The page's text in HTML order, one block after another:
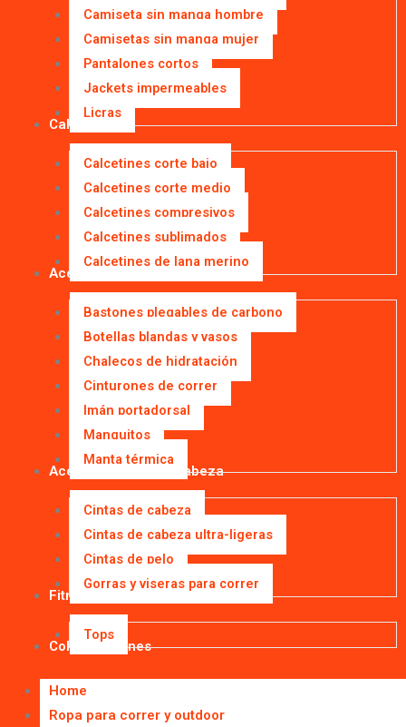
Camiseta sin manga hombre
Camisetas sin manga mujer
Pantalones cortos
Jackets impermeables
Licras
Calcetines
Calcetines corte bajo
Calcetines corte medio
Calcetines compresivos
Calcetines sublimados
Calcetines de lana merino
Accesorios
Bastones plegables de carbono
Botellas blandas y vasos
Chalecos de hidratación
Cinturones de correr
Imán portadorsal
Manguitos
Manta térmica
Accesorios para la cabeza
Cintas de cabeza
Cintas de cabeza ultra-ligeras
Cintas de pelo
Gorras y viseras para correr
Fitness
Tops
Colaboraciones
Home
Ropa para correr y outdoor